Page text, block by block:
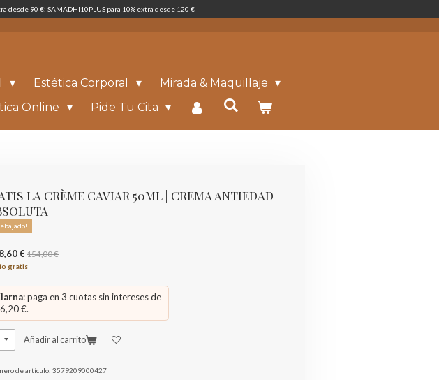
desde 90 €: SAMADHI10PLUS para 10% extra desde 120 €
Estética Corporal
Mirada & Maquillaje
Online Pide Tu Cita
LA CRÈME CAVIAR 50ML | CREMA ANTIEDAD
€154,00 €
gratis
: paga en 3 cuotas sin intereses de
€.
Añadir al carrito
de artículo: 3579209000427